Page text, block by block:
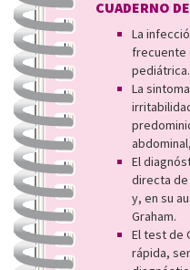
CUADERNO
La
frecuente
pediátrica.
La
El
directa de
y, en su
Graham.
El test de
rápida,